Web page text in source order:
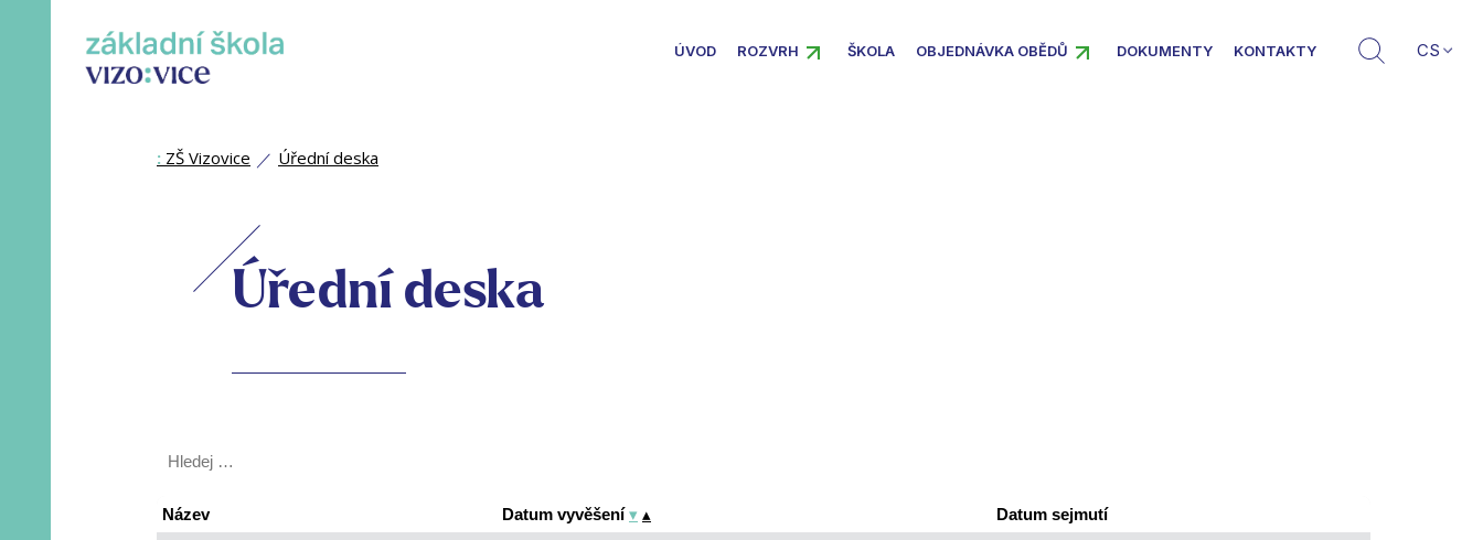
ÚVOD ROZVRH ŠKOLA OBJEDNÁVKA OBĚDŮ DOKUMENTY KONTAKTY CS
: ZŠ Vizovice Úřední deska
Úřední deska
Název Datum vyvěšení▾ ▴ Datum sejmutí